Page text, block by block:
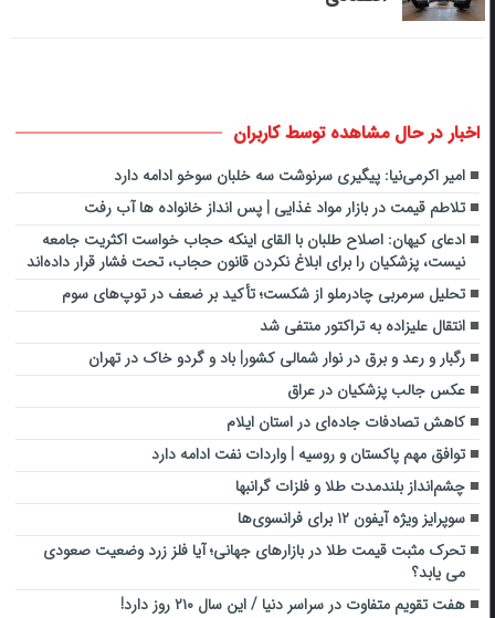
اخبار در حال مشاهده توسط کاربران
امیر اکرمی‌نیا: پیگیری سرنوشت سه خلبان سوخو ادامه دارد
تلاطم قیمت در بازار مواد غذایی | پس انداز خانواده ها آب رفت
ادعای کیهان: اصلاح طلبان با القای اینکه حجاب خواست اکثریت جامعه
نیست، پزشکیان را برای ابلاغ نکردن قانون حجاب، تحت فشار قرار داده‌اند
تحلیل سرمربی چادرملو از شکست؛ تأکید بر ضعف در توپ‌های سوم
انتقال علیزاده به تراکتور منتفی شد
رگبار و رعد و برق در نوار شمالی کشور| باد و گردو خاک در تهران
عکس جالب پزشکیان در عراق
کاهش تصادفات جاده‌ای در استان ایلام
توافق مهم پاکستان و روسیه | واردات نفت ادامه دارد
چشم‌انداز بلندمدت طلا و فلزات گرانبها
سوپرایز ویژه آیفون ۱۲ برای فرانسوی‌ها
تحرک مثبت قیمت طلا در بازارهای جهانی؛ آیا فلز زرد وضعیت صعودی
می یابد؟
هفت تقویم متفاوت در سراسر دنیا / این سال ۲۱۰ روز دارد!